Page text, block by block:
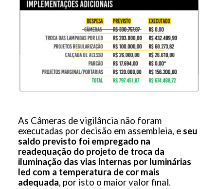
As Câmeras de vigilância não foram
executadas por decisão em assembleia, eseu
saldo previsto foi empregado na
readequação do projeto de troca da
iluminação das vias internas por luminárias
led com a temperatura de cor mais
adequada, por isto o maior valor final.